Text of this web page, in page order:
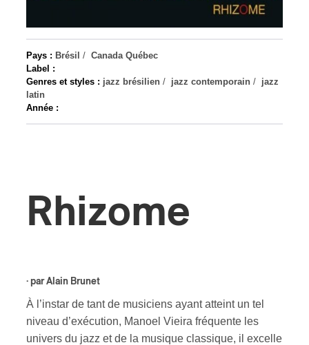
Pays : Brésil / Canada Québec
Label :
Genres et styles : jazz brésilien / jazz contemporain / jazz
latin
Année :
Rhizome
· parAlain Brunet
À l’instar de tant de musiciens ayant atteint un tel
niveau d’exécution, Manoel Vieira fréquente les
univers du jazz et de la musique classique, il excelle